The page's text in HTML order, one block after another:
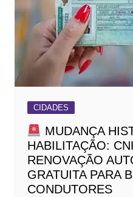
CIDADES
MUDANÇA
HABILITAÇÃO:
RENOVAÇÃO
GRATUITA PARA
CONDUTORES